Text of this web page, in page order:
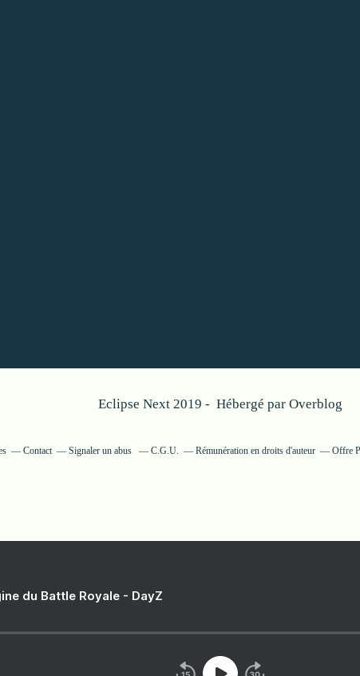
Eclipse Next 2019 - Hébergé par Overblog
Contact Signaler un abus C.G.U. Rémunération en droits d'auteur Offre
du Battle Royale - DayZ